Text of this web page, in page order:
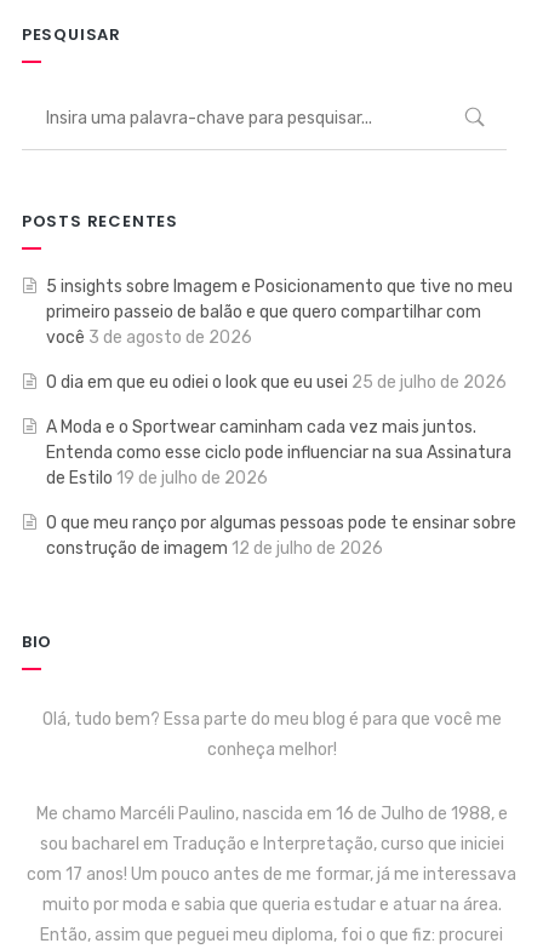
PESQUISAR
POSTS RECENTES
5 insights sobre Imagem e Posicionamento que tive no meu
primeiro passeio de balão e que quero compartilhar com
você 3 de agosto de 2026
O dia em que eu odiei o look que eu usei 25 de julho de 2026
A Moda e o Sportwear caminham cada vez mais juntos.
Entenda como esse ciclo pode influenciar na sua Assinatura
de Estilo 19 de julho de 2026
O que meu ranço por algumas pessoas pode te ensinar sobre
construção de imagem 12 de julho de 2026
BIO
Olá, tudo bem? Essa parte do meu blog é para que você me
conheça melhor!
Me chamo Marcéli Paulino, nascida em 16 de Julho de 1988, e
sou bacharel em Tradução e Interpretação, curso que iniciei
com 17 anos! Um pouco antes de me formar, já me interessava
muito por moda e sabia que queria estudar e atuar na área.
Então, assim que peguei meu diploma, foi o que fiz: procurei